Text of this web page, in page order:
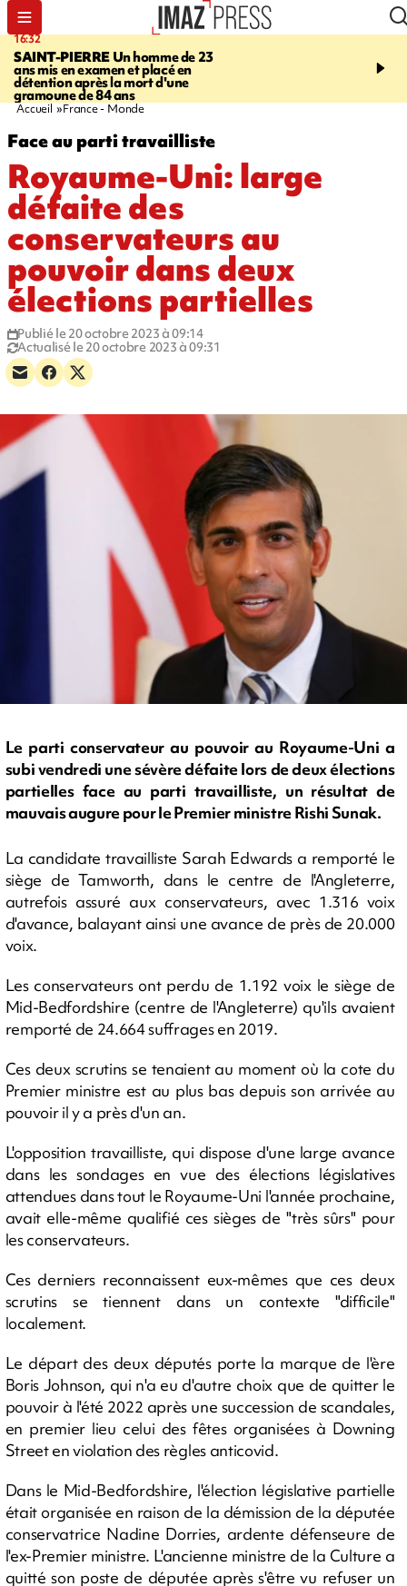
16:32
SAINT-PIERREUn homme de 23
ans mis en examen et placé en
détention après la mort d'une
gramoune de 84 ans
21:08
et Turquie scellent un
Accueil France - Monde
Face au parti travailliste
Royaume-Uni: large
défaite des
conservateurs au
pouvoir dans deux
élections partielles
Publié le 20 octobre 2023 à 09:14
Actualisé le 20 octobre 2023 à 09:31
Le parti conservateur au pouvoir au Royaume-Uni a
subi vendredi une sévère défaite lors de deux élections
partielles face au parti travailliste, un résultat de
mauvais augure pour le Premier ministre Rishi Sunak.
La candidate travailliste Sarah Edwards a remporté le
siège de Tamworth, dans le centre de l'Angleterre,
autrefois assuré aux conservateurs, avec 1.316 voix
d'avance, balayant ainsi une avance de près de 20.000
voix.
Les conservateurs ont perdu de 1.192 voix le siège de
Mid-Bedfordshire (centre de l'Angleterre) qu'ils avaient
remporté de 24.664 suffrages en 2019.
Ces deux scrutins se tenaient au moment où la cote du
Premier ministre est au plus bas depuis son arrivée au
pouvoir il y a près d'un an.
L'opposition travailliste, qui dispose d'une large avance
dans les sondages en vue des élections législatives
attendues dans tout le Royaume-Uni l'année prochaine,
avait elle-même qualifié ces sièges de "très sûrs" pour
les conservateurs.
Ces derniers reconnaissent eux-mêmes que ces deux
scrutins se tiennent dans un contexte "difficile"
localement.
Le départ des deux députés porte la marque de l'ère
Boris Johnson, qui n'a eu d'autre choix que de quitter le
pouvoir à l'été 2022 après une succession de scandales,
en premier lieu celui des fêtes organisées à Downing
Street en violation des règles anticovid.
Dans le Mid-Bedfordshire, l'élection législative partielle
était organisée en raison de la démission de la députée
conservatrice Nadine Dorries, ardente défenseure de
l'ex-Premier ministre. L'ancienne ministre de la Culture a
quitté son poste de députée après s'être vu refuser un